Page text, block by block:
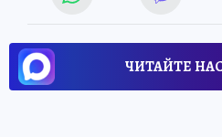
ЧИТАЙТЕ